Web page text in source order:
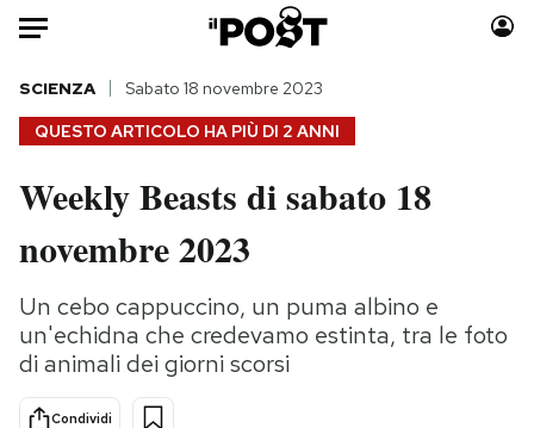
Auto
HOME
Italia
Politica
Tecnologia
Internet
Scienza
Cultura
Moda
Storie/Idee
Ok Boomer!
QUESTO ARTICOLO HA PIÙ DI 2 ANNI
SCIENZA Sabato 18 novembre 2023
Weekly Beasts di sabato 18
novembre 2023
Un cebo cappuccino, un puma albino e
un'echidna che credevamo estinta, tra le foto
di animali dei giorni scorsi
Condividi